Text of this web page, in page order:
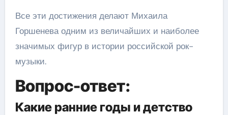
Все эти достижения делают Михаила
Горшенева одним из величайших и наиболее
значимых фигур в истории российской рок-
музыки.
Вопрос-ответ:
Какие ранние годы и детство